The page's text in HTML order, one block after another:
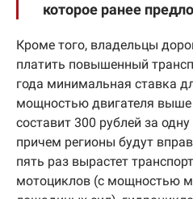
которое ранее
Кроме того, владельцы
платить повышенный
года минимальная ставка
мощностью двигателя
составит 300 рублей за
причем регионы будут
пять раз вырастет
мотоциклов (с мощностью